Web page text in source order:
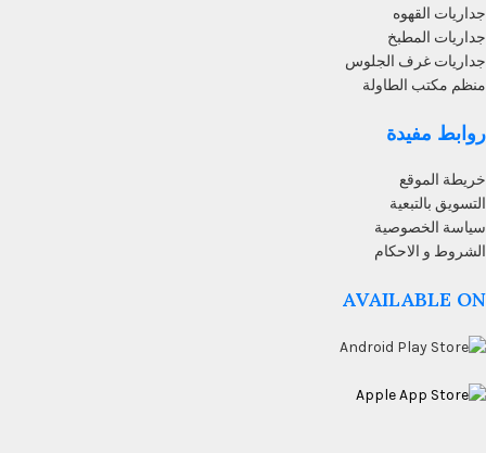
جداريات القهوه
جداريات المطبخ
جداريات غرف الجلوس
منظم مكتب الطاولة
روابط مفيدة
خريطة الموقع
التسويق بالتبعية
سياسة الخصوصية
الشروط و الاحكام
AVAILABLE ON